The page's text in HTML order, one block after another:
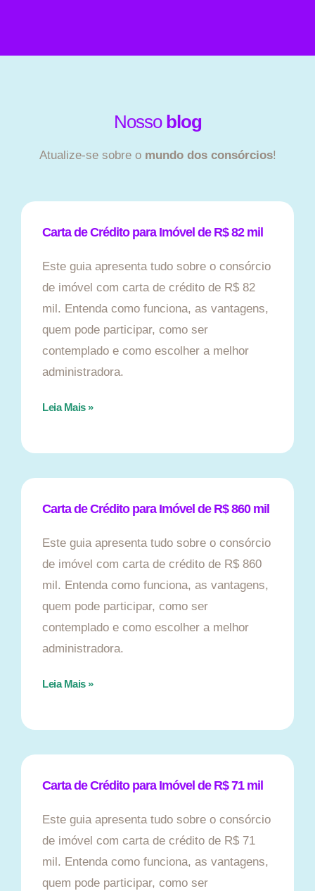
Nosso blog
Atualize-se sobre o mundo dos consórcios!
Carta de Crédito para Imóvel de R$ 82 mil
Este guia apresenta tudo sobre o consórcio
de imóvel com carta de crédito de R$ 82
mil. Entenda como funciona, as vantagens,
quem pode participar, como ser
contemplado e como escolher a melhor
administradora.
Leia Mais »
Carta de Crédito para Imóvel de R$ 860 mil
Este guia apresenta tudo sobre o consórcio
de imóvel com carta de crédito de R$ 860
mil. Entenda como funciona, as vantagens,
quem pode participar, como ser
contemplado e como escolher a melhor
administradora.
Leia Mais »
Carta de Crédito para Imóvel de R$ 71 mil
Este guia apresenta tudo sobre o consórcio
de imóvel com carta de crédito de R$ 71
mil. Entenda como funciona, as vantagens,
quem pode participar, como ser